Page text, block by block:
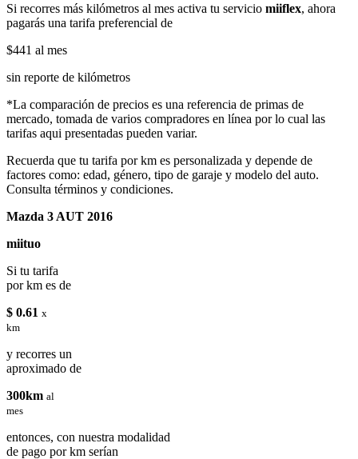
Si recorres más kilómetros al mes activa tu servicio miiflex, ahora
pagarás una tarifa preferencial de
$441 al mes
sin reporte de kilómetros
*La comparación de precios es una referencia de primas de
mercado, tomada de varios compradores en línea por lo cual las
tarifas aqui presentadas pueden variar.
Recuerda que tu tarifa por km es personalizada y depende de
factores como: edad, género, tipo de garaje y modelo del auto.
Consulta términos y condiciones.
Mazda 3 AUT 2016
miituo
Si tu tarifa
por km es de
$ 0.61 x
km
y recorres un
aproximado de
300km al
mes
entonces, con nuestra modalidad
de pago por km serían